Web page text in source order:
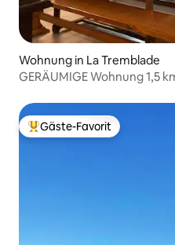
Wohnung in La Tremblade
GERÄUMIGE Wohnung 1,5
Beliebter Gäste-Favorit.
Gäste-Favorit